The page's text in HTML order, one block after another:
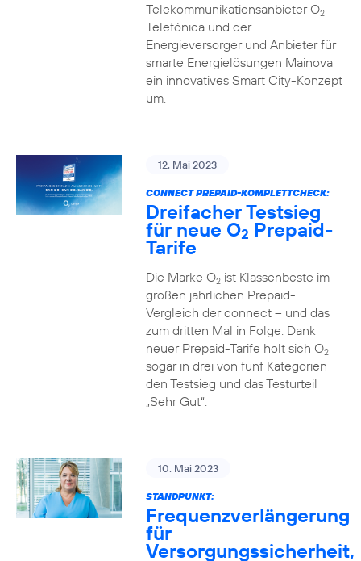
Telekommunikationsanbieter O2
Telefónica und der
Energieversorger und Anbieter für
smarte Energielösungen Mainova
ein innovatives Smart City-Konzept
um.
12. Mai 2023
CONNECT PREPAID-KOMPLETTCHECK:
Dreifacher Testsieg
für neue O2 Prepaid-
Tarife
Die Marke O2ist Klassenbeste im
großen jährlichen Prepaid-
Vergleich der connect – und das
zum dritten Mal in Folge. Dank
neuer Prepaid-Tarife holt sich O2
sogar in drei von fünf Kategorien
den Testsieg und das Testurteil
„Sehr Gut“.
10. Mai 2023
STANDPUNKT:
Frequenzverlängerung
für
Versorgungssicherheit,